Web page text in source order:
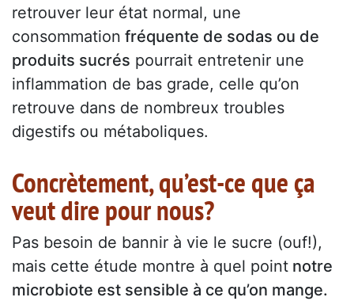
retrouver leur état normal, une
consommation fréquente de sodas ou de
produits sucrés pourrait entretenir une
inflammation de bas grade, celle qu’on
retrouve dans de nombreux troubles
digestifs ou métaboliques.
Concrètement, qu’est-ce que ça
veut dire pour nous?
Pas besoin de bannir à vie le sucre (ouf!),
mais cette étude montre à quel point notre
microbiote est sensible à ce qu’on mange.